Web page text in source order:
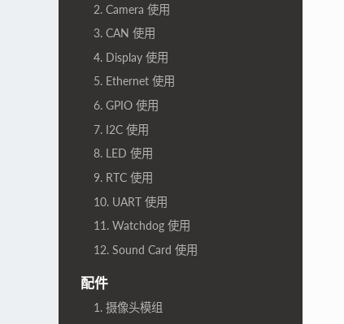
2. Camera 使用
3. CAN 使用
4. Display 使用
5. Ethernet 使用
6. GPIO 使用
7. I2C 使用
8. LED 使用
9. RTC 使用
10. UART 使用
11. Watchdog 使用
12. Sound Card 使用
配件
1. 摄像头模组